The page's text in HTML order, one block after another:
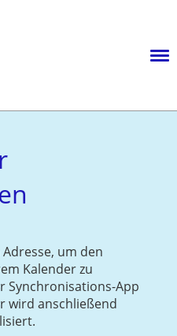
um den
Kalender zu
Synchronisations-App
wird anschließend